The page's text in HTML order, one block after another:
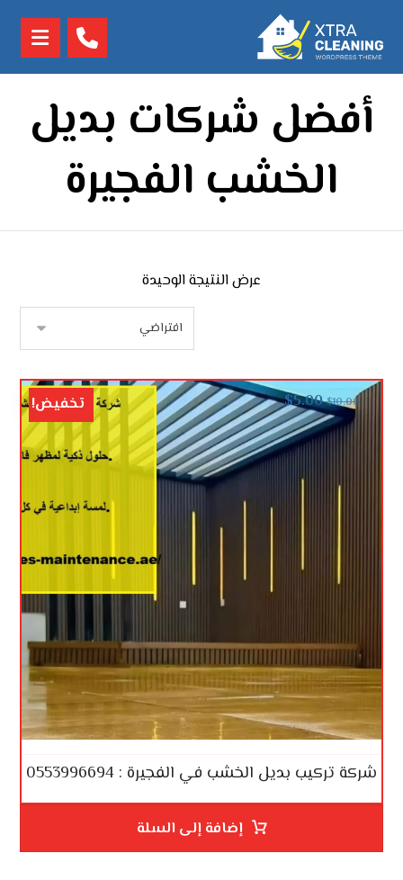
أفضل شركات بديل
الخشب الفجيرة
عرض النتيجة الوحيدة
شركة تركيب بديل الخشب في الفجيرة : 0553996694
$10.00
$5.00 تخفيض!
إضافة إلى السلة